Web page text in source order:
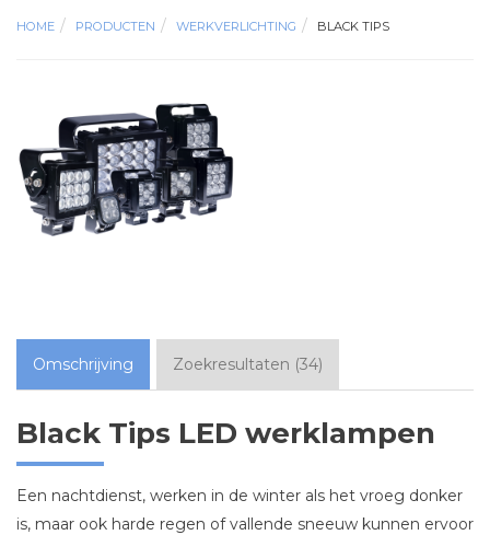
HOME PRODUCTEN WERKVERLICHTING BLACK TIPS
Omschrijving Zoekresultaten (34)
Black Tips LED werklampen
Een nachtdienst, werken in de winter als het vroeg donker
is, maar ook harde regen of vallende sneeuw kunnen ervoor